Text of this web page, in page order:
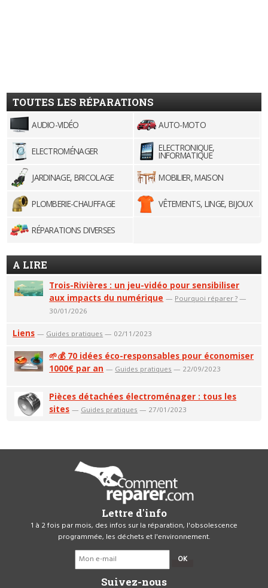
TOUTES LES RÉPARATIONS
AUDIO-VIDÉO AUTO-MOTO
ELECTROMÉNAGER ELECTRONIQUE,
INFORMATIQUE
JARDINAGE, BRICOLAGE
MOBILIER, MAISON
PLOMBERIE-CHAUFFAGE VÊTEMENTS, LINGE, BIJOUX
RÉPARATIONS DIVERSES
A LIRE
Trois-Rivières : un jeu-vidéo pour sensibiliser
aux impacts du numérique — Pourquoi réparer ? —
30/01/2026
Liens — Guides pratiques — 02/11/2023
🌱💰 70 idées éco-responsables pour économiser
1000€ par an — Guides pratiques — 22/09/2023
Pièces détachées électroménager : tous les
sites — Guides pratiques — 27/01/2023
Lettre d'info
1 à 2 fois par mois, des infos sur la réparation, l'obsolescence
programmée, les déchets et l'environnement.
OK
Suivez-nous